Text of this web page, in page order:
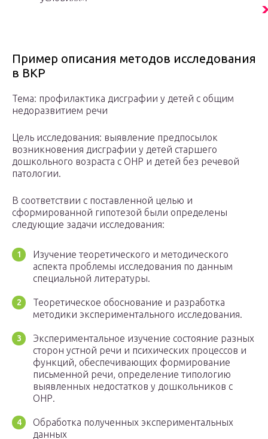
Пример описания методов исследования
в ВКР
Тема: профилактика дисграфии у детей с общим
недоразвитием речи
Цель исследования: выявление предпосылок
возникновения дисграфии у детей старшего
дошкольного возраста с ОНР и детей без речевой
патологии.
В соответствии с поставленной целью и
сформированной гипотезой были определены
следующие задачи исследования:
Изучение теоретического и методического
аспекта проблемы исследования по данным
специальной литературы.
Теоретическое обоснование и разработка
методики экспериментального исследования.
Экспериментальное изучение состояние разных
сторон устной речи и психических процессов и
функций, обеспечивающих формирование
письменной речи, определение типологию
выявленных недостатков у дошкольников с
ОНР.
Обработка полученных экспериментальных
данных